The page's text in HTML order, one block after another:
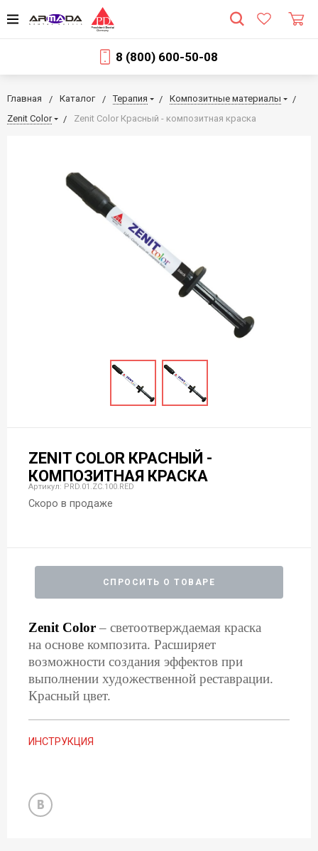
8 (800) 600-50-08
Главная Каталог Терапия
Композитные материалы
Zenit Color
Zenit Color Красный - композитная краска
ZENIT COLOR КРАСНЫЙ -
КОМПОЗИТНАЯ КРАСКА
Артикул: PRD.01.ZC.100.RED
Скоро в продаже
СПРОСИТЬ О ТОВАРЕ
Zenit Color – светоотверждаемая краска
на основе композита. Расширяет
возможности создания эффектов при
выполнении художественной реставрации.
Красный цвет.
ИНСТРУКЦИЯ